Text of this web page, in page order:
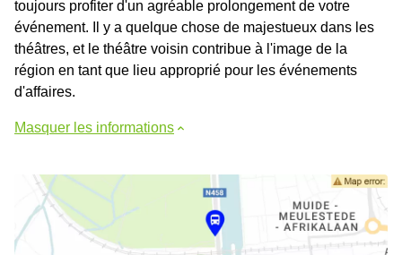
toujours profiter d'un agréable prolongement de votre
événement. Il y a quelque chose de majestueux dans les
théâtres, et le théâtre voisin contribue à l'image de la
région en tant que lieu approprié pour les événements
d'affaires.
Masquer les informations